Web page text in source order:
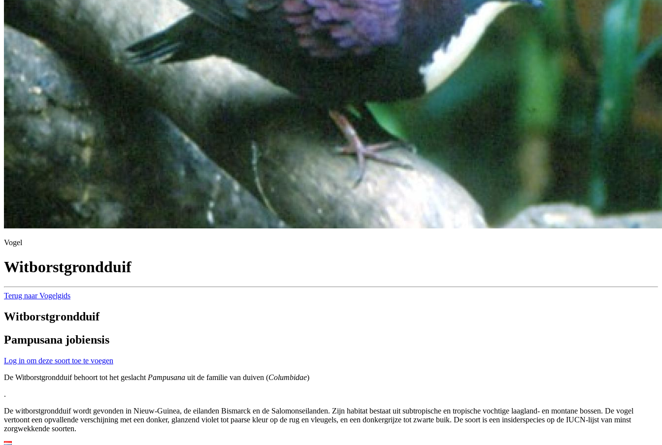
Vogel
Witborstgrondduif
Terug naar Vogelgids
Witborstgrondduif
Pampusana jobiensis
Log in om deze soort toe te voegen
De Witborstgrondduif behoort tot het geslacht Pampusana uit de familie van duiven (Columbidae)
.
De witborstgrondduif wordt gevonden in Nieuw-Guinea, de eilanden Bismarck en de Salomonseilanden. Zijn habitat bestaat uit subtropische en tropische vochtige laagland- en montane bossen. De vogel
vertoont een opvallende verschijning met een donker, glanzend violet tot paarse kleur op de rug en vleugels, en een donkergrijze tot zwarte buik. De soort is een insiderspecies op de IUCN-lijst van minst
zorgwekkende soorten.